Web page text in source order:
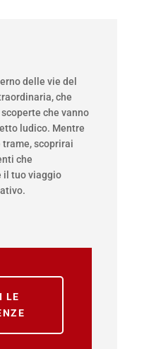
delle vie del
che
che vanno
ludico. Mentre
scoprirai
che
il tuo viaggio
LE